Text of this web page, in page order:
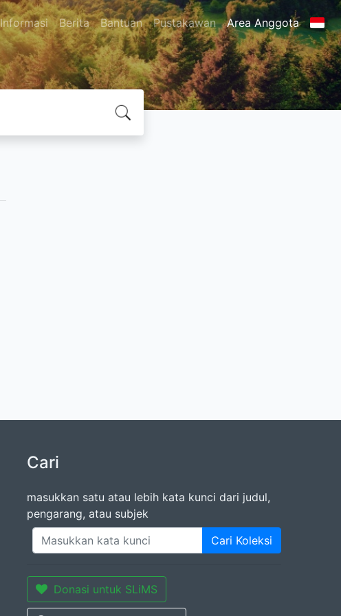
Informasi Berita Bantuan Pustakawan Area Anggota
Cari
masukkan satu atau lebih kata kunci dari judul,
pengarang, atau subjek
Cari Koleksi
Donasi untuk SLiMS